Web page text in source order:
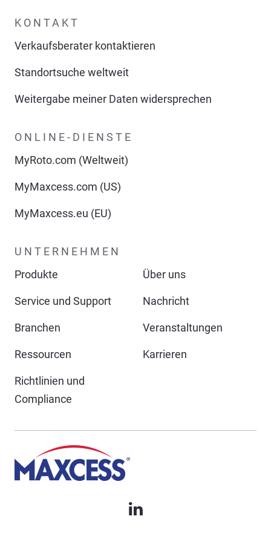
KONTAKT
Verkaufsberater kontaktieren
Standortsuche weltweit
Weitergabe meiner Daten widersprechen
ONLINE-DIENSTE
MyRoto.com (Weltweit)
MyMaxcess.com (US)
MyMaxcess.eu (EU)
UNTERNEHMEN
Produkte
Über uns
Service und Support Nachricht
Branchen Veranstaltungen
Ressourcen Karrieren
Richtlinien und
Compliance